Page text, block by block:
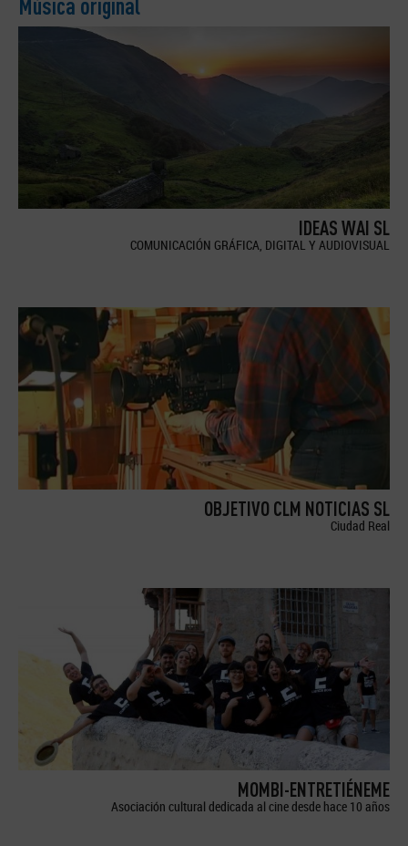
Música original
IDEAS WAI SL
COMUNICACIÓN GRÁFICA, DIGITAL Y AUDIOVISUAL
OBJETIVO CLM NOTICIAS SL
Ciudad Real
MOMBI-ENTRETIÉNEME
Asociación cultural dedicada al cine desde hace 10 años